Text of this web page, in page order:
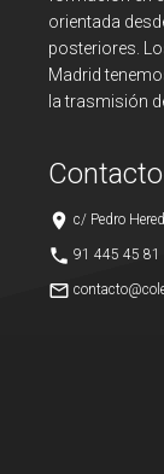
orientada
posteriores.
Madrid
la trasmisión
Contacto
place c/ Pedro
phone 91 445 45 81
mail_outline